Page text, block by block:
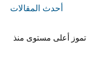
أحدث المقالات
تموز أعلى مستوى منذ